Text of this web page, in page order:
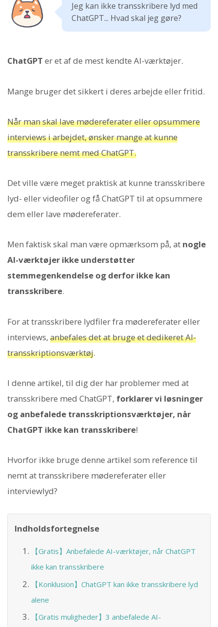
Jeg kan ikke transskribere lyd med
ChatGPT... Hvad skal jeg gøre?
ChatGPT er et af de mest kendte AI-værktøjer.
Mange bruger det sikkert i deres arbejde eller fritid.
Når man skal lave mødereferater eller opsummere
interviews i arbejdet, ønsker mange at kunne
transskribere nemt med ChatGPT.
Det ville være meget praktisk at kunne transskribere
lyd- eller videofiler og få ChatGPT til at opsummere
dem eller lave mødereferater.
Men faktisk skal man være opmærksom på, at nogle
AI-værktøjer ikke understøtter
stemmegenkendelse og derfor ikke kan
transskribere.
For at transskribere lydfiler fra mødereferater eller
interviews, anbefales det at bruge et dedikeret AI-
transskriptionsværktøj.
I denne artikel, til dig der har problemer med at
transskribere med ChatGPT, forklarer vi løsninger
og anbefalede transskriptionsværktøjer, når
ChatGPT ikke kan transskribere!
Hvorfor ikke bruge denne artikel som reference til
nemt at transskribere mødereferater eller
interviewlyd?
Indholdsfortegnelse
【Gratis】Anbefalede AI-værktøjer, når ChatGPT
ikke kan transskribere
【Konklusion】ChatGPT kan ikke transskribere lyd
alene
【Gratis muligheder】3 anbefalede AI-